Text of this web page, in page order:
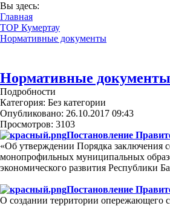
Вы здесь:
Главная
ТОР Кумертау
Нормативные документы
Нормативные
Подробности
Категория: Без категории
Опубликовано: 26.10.2017 09:43
Просмотров: 3103
Постановление
«Об утверждении Порядка заключения
монопрофильных муниципальных
экономического развития Республики
Постановление
О создании территории опережающего